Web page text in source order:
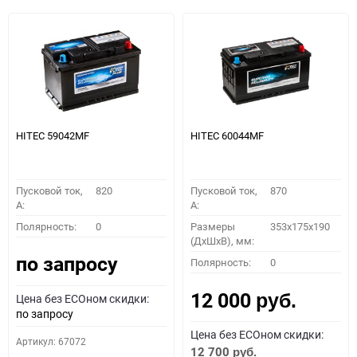
HITEC 59042MF
Пусковой ток,
A:
820
Полярность: 0
по запросу
Цена без ECOном скидки:
по запросу
Артикул: 67072
HITEC 60044MF
Пусковой ток,
A:
870
Размеры
(ДхШхВ), мм:
353x175x190
Полярность: 0
12 000 руб.
Цена без ECOном скидки:
12 700 руб.